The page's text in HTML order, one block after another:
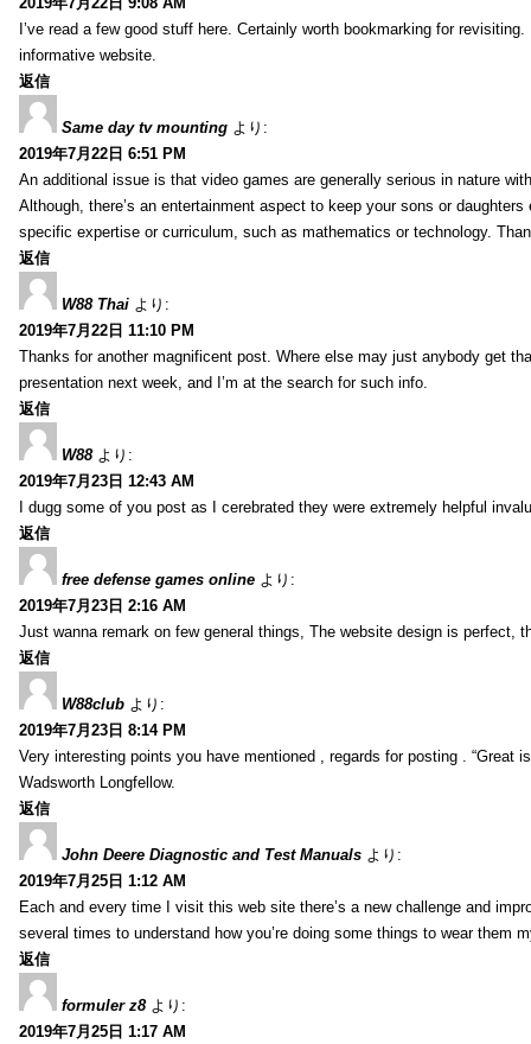
I’ve read a few good stuff here. Certainly worth bookmarking for
informative website.
返信
Same day tv mounting より:
2019年7月22日 6:51 PM
An additional issue is that video games are generally serious in nature
Although, there’s an entertainment aspect to keep your sons or
specific expertise or curriculum, such as mathematics or technology.
返信
W88 Thai より:
2019年7月22日 11:10 PM
Thanks for another magnificent post. Where else may just anybody get
presentation next week, and I’m at the search for such info.
返信
W88 より:
2019年7月23日 12:43 AM
I dugg some of you post as I cerebrated they were extremely helpful
返信
free defense games online より:
2019年7月23日 2:16 AM
Just wanna remark on few general things, The website design is perfect,
返信
W88club より:
2019年7月23日 8:14 PM
Very interesting points you have mentioned , regards for posting . “Great
Wadsworth Longfellow.
返信
John Deere Diagnostic and Test Manuals より:
2019年7月25日 1:12 AM
Each and every time I visit this web site there’s a new challenge and
several times to understand how you’re doing some things to wear them
返信
formuler z8 より:
2019年7月25日 1:17 AM